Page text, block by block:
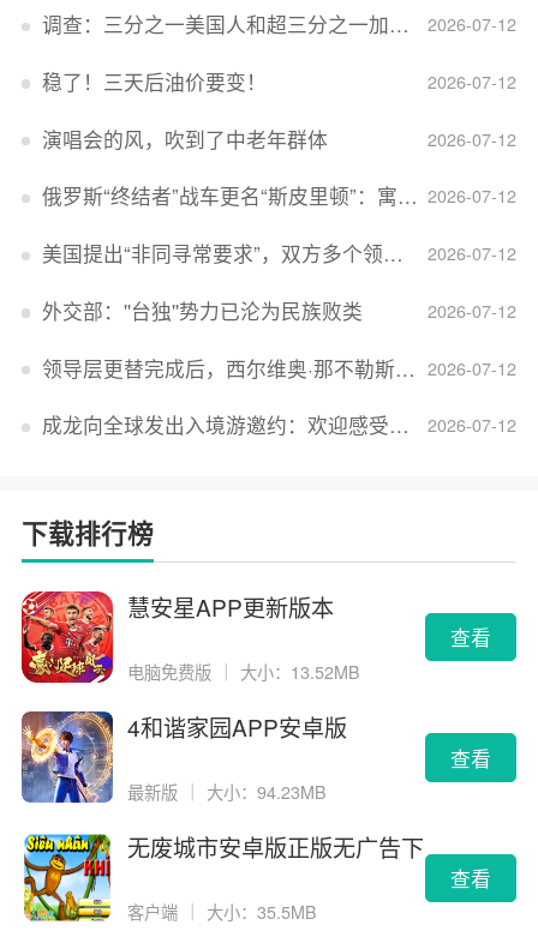
2026-07-12
调查：三分之一美国人和超三分之一加拿大人感到经济压力
2026-07-12
稳了！三天后油价要变！
2026-07-12
演唱会的风，吹到了中老年群体
2026-07-12
俄罗斯“终结者”战车更名“斯皮里顿”：寓意强大可靠，彰显俄精神力量
2026-07-12
美国提出“非同寻常要求”，双方多个领域分歧依旧，印美贸易谈判进入“关键阶段”
2026-07-12
外交部：''台独''势力已沦为民族败类
2026-07-12
领导层更替完成后，西尔维奥·那不勒斯出任Lucid首席执行官
2026-07-12
成龙向全球发出入境游邀约：欢迎感受无滤镜的真实中国
下载排行榜
慧安星APP更新版本
电脑免费版 ｜ 大小：13.52MB
查看
4和谐家园APP安卓版
最新版 大小：94.23MB
查看
无废城市安卓版正版无广告下
客户端 大小：35.5MB
查看